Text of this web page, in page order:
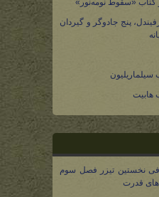
پنج جادوگر و گیردان
هابیت
نخستین تیزر فصل سوم
قدرت